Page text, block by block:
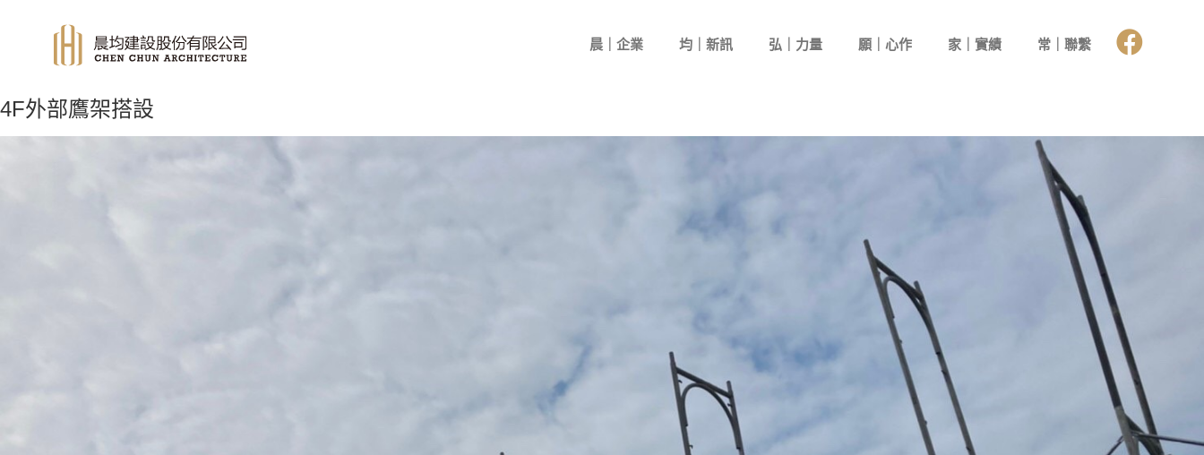
晨｜企業 均｜新訊 弘｜力量 願｜心作 家｜實績 常｜聯繫
4F外部鷹架搭設